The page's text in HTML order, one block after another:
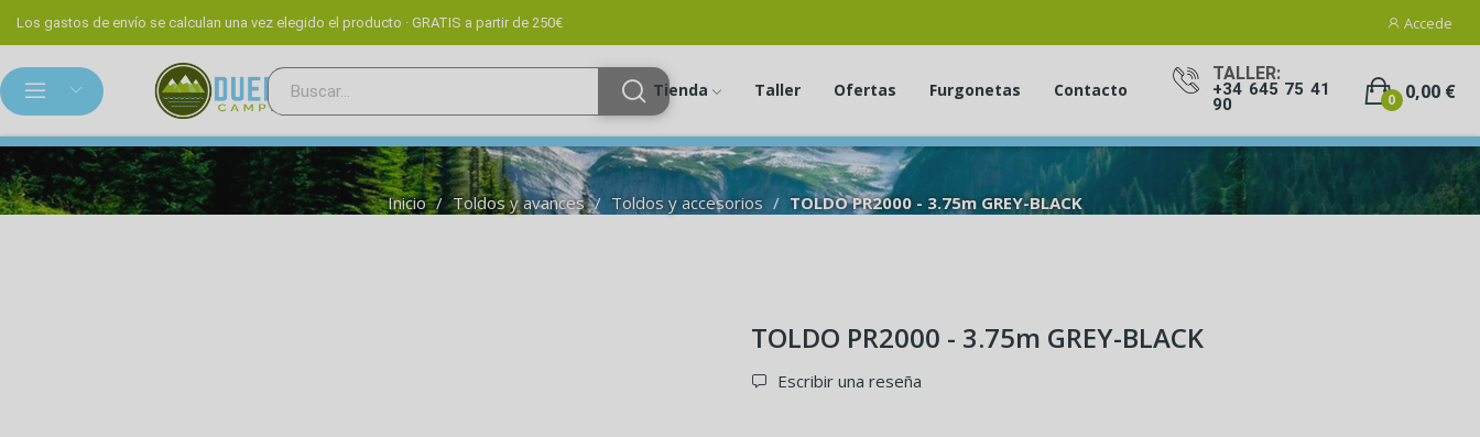
Los gastos de envío se calculan una vez elegido el producto · GRATIS a partir de 250€ Accede
Tienda Taller Ofertas Furgonetas Contacto
TALLER:
+34 645 75 41
90
0,00 €
0
Inicio Toldos y avances Toldos y accesorios TOLDO PR2000 - 3.75m GREY-BLACK
TOLDO PR2000 - 3.75m GREY-BLACK
Escribir una reseña